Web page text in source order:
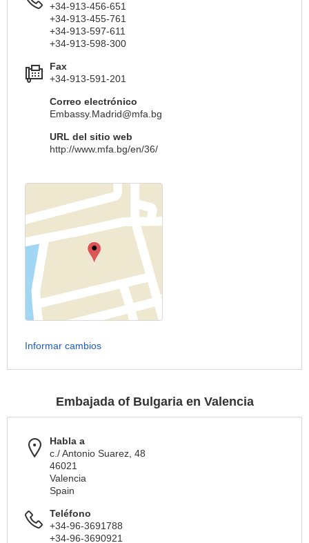
+34-913-456-651
+34-913-455-761
+34-913-597-611
+34-913-598-300
Fax
+34-913-591-201
Correo electrónico
Embassy.Madrid@mfa.bg
URL del sitio web
http://www.mfa.bg/en/36/
Informar cambios
Embajada of Bulgaria en Valencia
Habla a
c./ Antonio Suarez, 48
46021
Valencia
Spain
Teléfono
+34-96-3691788
+34-96-3690921